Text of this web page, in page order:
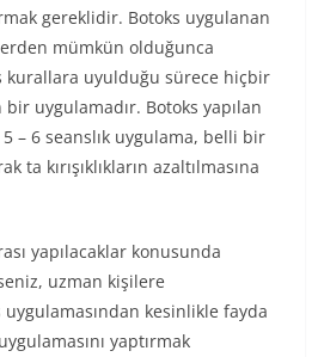
gereklidir. Botoks uygulanan
mümkün olduğunca
kurallara uyulduğu sürece hiçbir
uygulamadır. Botoks yapılan
– 6 seanslık uygulama, belli bir
ta kırışıklıkların azaltılmasına
yapılacaklar konusunda
uzman kişilere
uygulamasından kesinlikle fayda
yaptırmak